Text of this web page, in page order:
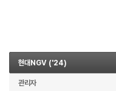
현대NGV ('24)
관리자